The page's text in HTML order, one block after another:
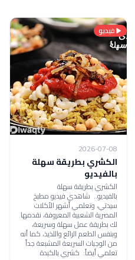
فيديو
2026-07-08
الكشري بطريقة سهلة
بالفيديو
الكشري بطريقة سهلة
بالفيديو.. شاهدي فيديو مطبخ
سيدتي، وتعلمي أشهر الأكلات
المصرية الشعبية المعروفة، نقدمها
لك بطريقة عمل سهلة وسريعة،
وبنفس الطعم الرائع واللذيذ، كما أنه
من الوجبات السريعة المشبعة جداً
تعلمي أيضاً: كشري بالكبدة